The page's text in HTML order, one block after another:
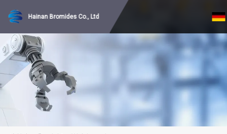
Hainan Bromides Co., Ltd